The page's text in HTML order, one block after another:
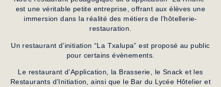
est une véritable petite entreprise, offrant aux élèves une
immersion dans la réalité des métiers de l’hôtellerie-
restauration.
Un restaurant d’initiation “La Txalupa” est proposé au public
pour certains évènements.
Le restaurant d’Application, la Brasserie, le Snack et les
Restaurants d’Initiation, ainsi que le Bar du Lycée Hôtelier et